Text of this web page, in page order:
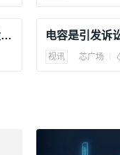
基于Proteus仿真的纯硬件电容表测量仪设计（仿真图、论文） 电容是引发诉
视讯 芯广场